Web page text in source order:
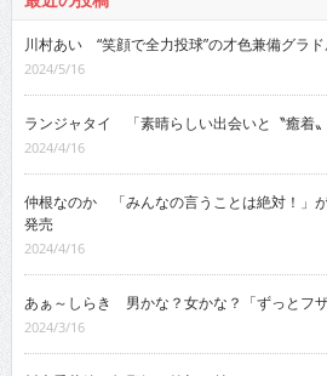
川村あい “笑顔で全力投球”の才色兼備グラ
2024/5/16
ランジャタイ 「素晴らしい出会いと〝癒着〟
2024/4/16
仲根なのか 「みんなの言うことは絶対！」
発売
2024/4/16
あぁ～しらき 男かな？女かな？「ずっとフザ
2024/3/16